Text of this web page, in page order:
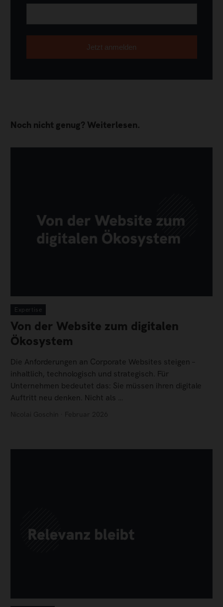
Noch nicht genug? Weiterlesen.
Expertise
Von der Website zum digitalen
Ökosystem
Die Anforderungen an Corporate Websites steigen –
inhaltlich, technologisch und strategisch. Für
Unternehmen bedeutet das: Sie müssen ihren digitale
Auftritt neu denken. Nicht als …